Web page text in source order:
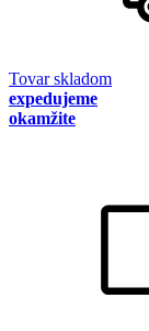
Tovar skladom
expedujeme
okamžite